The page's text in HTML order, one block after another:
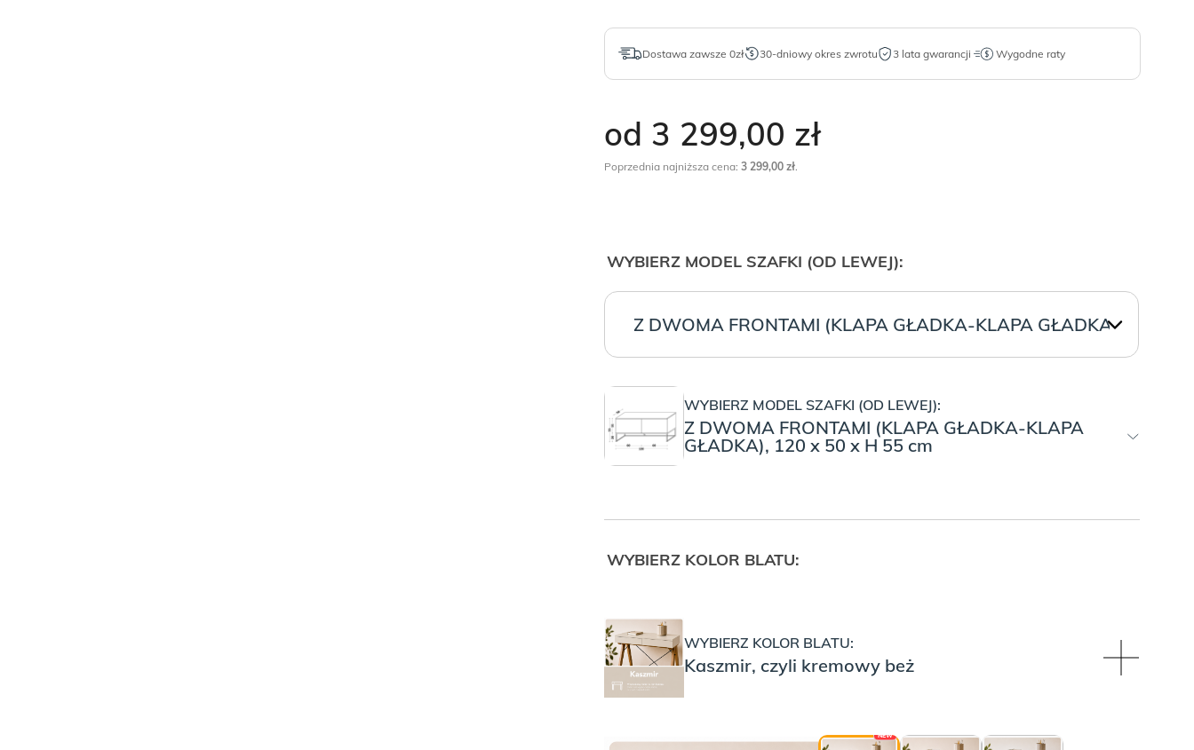
Dostawa zawsze 0zł 30-dniowy okres zwrotu 3 lata gwarancji Wygodne raty
od 3 299,00 zł
Poprzednia najniższa cena: 3 299,00 zł.
WYBIERZ MODEL SZAFKI (OD LEWEJ):
WYBIERZ MODEL SZAFKI (OD LEWEJ):
Z DWOMA FRONTAMI (KLAPA GŁADKA-KLAPA
GŁADKA), 120 x 50 x H 55 cm
WYBIERZ KOLOR BLATU:
WYBIERZ KOLOR BLATU:
Kaszmir, czyli kremowy beż
NEW